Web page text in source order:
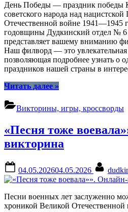
День Победы — праздник победы
советского народа над
Отечественной войне 1941—1945
годовщины Дудкинский отдел
представляет вашему вниманию
Наш филворд — это увлекательная
позволяющая подробнее узнать о
праздников нашей страны в
Читать далее“«День
—
»
Викторины, игры, кроссворды
«Песня тоже
викторина
on
04.05.202604.05.2026
Песни военных лет заслуженно
хроникой Великой